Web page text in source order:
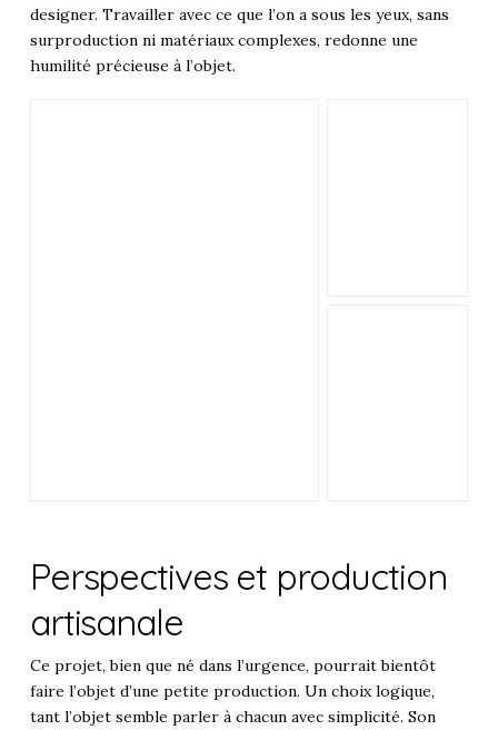
designer. Travailler avec ce que l’on a sous les yeux, sans
surproduction ni matériaux complexes, redonne une
humilité précieuse à l’objet.
Perspectives et production
artisanale
Ce projet, bien que né dans l’urgence, pourrait bientôt
faire l’objet d’une petite production. Un choix logique,
tant l’objet semble parler à chacun avec simplicité. Son